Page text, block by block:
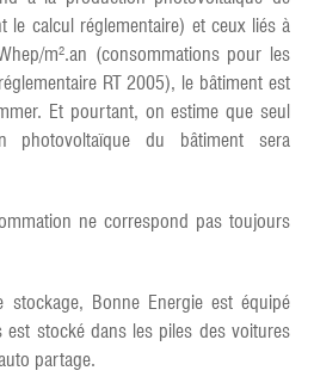
le calcul réglementaire) et ceux liés à
m².an (consommations pour les
RT 2005), le bâtiment est
Et pourtant, on estime que seul
du bâtiment sera
ne correspond pas toujours
stockage, Bonne Energie est équipé
stocké dans les piles des voitures
partage.